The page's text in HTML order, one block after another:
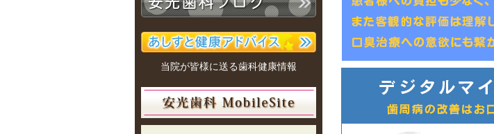
当院が皆様に送る歯科健康情報